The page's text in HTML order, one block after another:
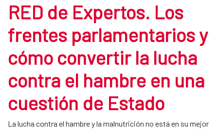
RED de Expertos. Los
frentes parlamentarios y
cómo convertir la lucha
contra el hambre en una
cuestión de Estado
La lucha contra el hambre y la malnutrición no está en su mejor